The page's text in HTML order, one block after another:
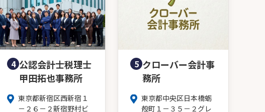
4 公認会計士税理士
甲田拓也事務所
東京都新宿区西新宿１
－２６－２新宿野村ビ
5 クローバー会計事
務所
東京都中央区日本橋蛎
殻町１－３５－２グレ